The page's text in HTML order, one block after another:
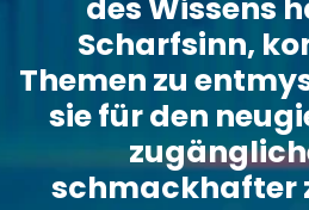
des Wissens
Scharfsinn,
Themen zu
sie für den
schmackhafter